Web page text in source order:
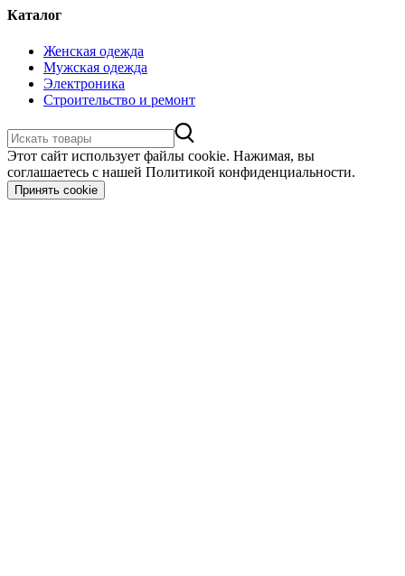
Каталог
Женская одежда
Мужская одежда
Электроника
Строительство и ремонт
Этот сайт использует файлы cookie. Нажимая, вы
соглашаетесь с нашей Политикой конфиденциальности.
Принять cookie